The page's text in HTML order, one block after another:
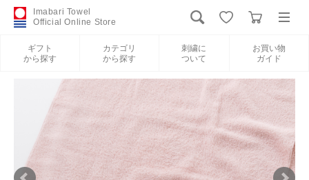
Imabari Towel
Official Online Store
ギフト
から探す
カテゴリ
から探す
刺繍に
ついて
お買い物
ガイド
新規会員登録
ギフトから探す
カテゴリから探す